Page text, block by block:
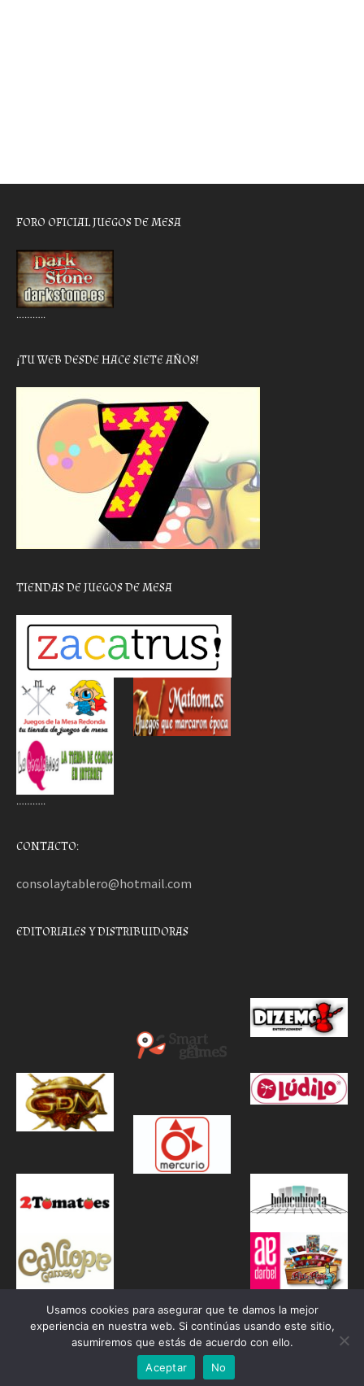
FORO OFICIAL JUEGOS DE MESA
………..
¡TU WEB DESDE HACE SIETE AÑOS!
TIENDAS DE JUEGOS DE MESA
………..
CONTACTO:
consolaytablero@hotmail.com
EDITORIALES Y DISTRIBUIDORAS
Proudly powered by WordPress|Theme: Awaken by
Usamos cookies para asegurar que te damos la mejor
experiencia en nuestra web. Si continúas usando este sitio,
asumiremos que estás de acuerdo con ello.
Aceptar
No